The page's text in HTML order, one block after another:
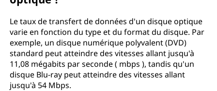
Le taux de transfert de données d'un disque optique
varie en fonction du type et du format du disque. Par
exemple, un disque numérique polyvalent (DVD)
standard peut atteindre des vitesses allant jusqu'à
11,08 mégabits par seconde ( mbps ), tandis qu'un
disque Blu-ray peut atteindre des vitesses allant
jusqu'à 54 Mbps.